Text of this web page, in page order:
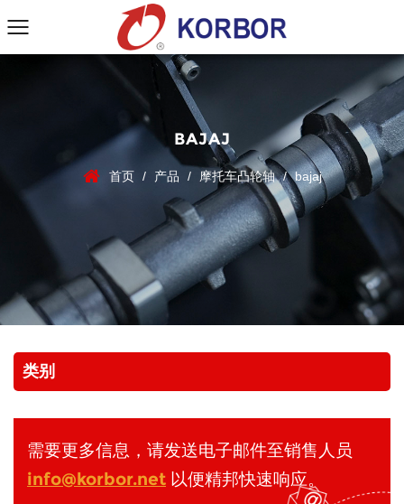
BAJAJ
首页 / 产品 / 摩托车凸轮轴 / bajaj
类别
需要更多信息，请发送电子邮件至销售人员
info@korbor.net 以便精邦快速响应。